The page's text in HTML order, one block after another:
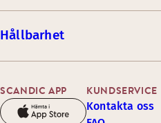
Hållbarhet
SCANDIC APP KUNDSERVICE
Kontakta oss